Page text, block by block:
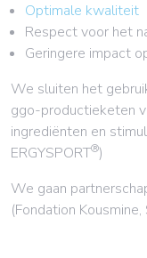
Optimale kwaliteit
Respect voor het
Geringere impact
We sluiten het
ggo-productieketen
ingrediënten en
ERGYSPORT®)
We gaan
(Fondation